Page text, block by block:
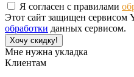
Я согласен с правилами
Этот сайт защищен сервисом
обработки данных сервисом.
Хочу скидку!
Мне нужна укладка
Клиентам